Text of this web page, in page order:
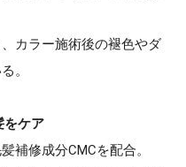
カラー施術後の褪色やダ
。
をケア
補修成分CMCを配合。